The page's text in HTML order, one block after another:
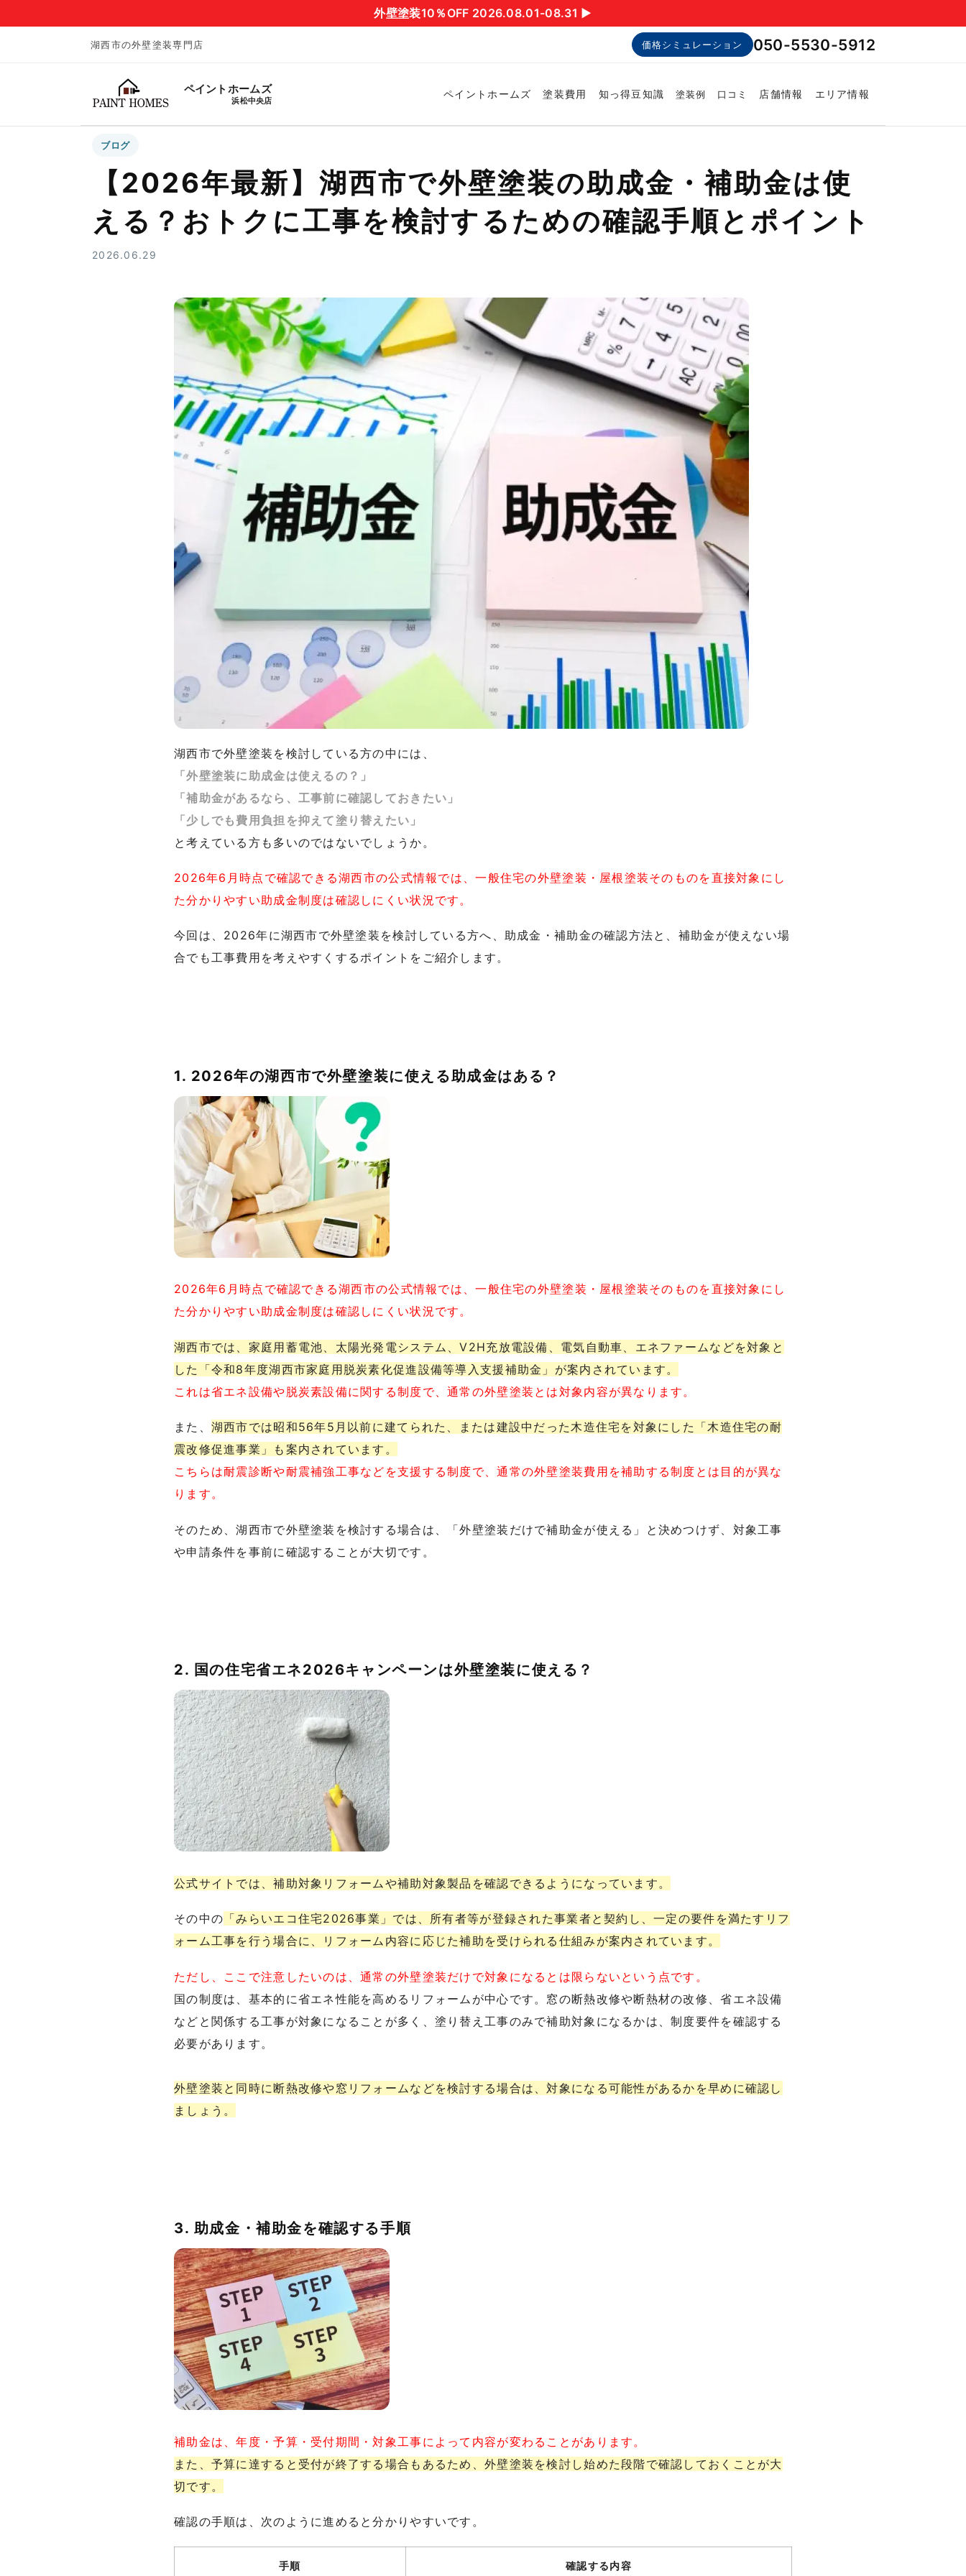
外壁塗装10％OFF 2026.08.01-08.31 ▶︎
湖西市の外壁塗装専門店 価格シミュレーション 050-5530-5912
ペイントホームズ
浜松中央店
ペイントホームズ 塗装費用 知っ得豆知識 塗装例 口コミ 店舗情報 エリア情報
ブログ
【2026年最新】湖西市で外壁塗装の助成金・補助金は使
える？おトクに工事を検討するための確認手順とポイント
2026.06.29
湖西市で外壁塗装を検討している方の中には、
「外壁塗装に助成金は使えるの？」
「補助金があるなら、工事前に確認しておきたい」
「少しでも費用負担を抑えて塗り替えたい」
と考えている方も多いのではないでしょうか。
2026年6月時点で確認できる湖西市の公式情報では、一般住宅の外壁塗装・屋根塗装そのものを直接対象にし
た分かりやすい助成金制度は確認しにくい状況です。
今回は、2026年に湖西市で外壁塗装を検討している方へ、助成金・補助金の確認方法と、補助金が使えない場
合でも工事費用を考えやすくするポイントをご紹介します。
1. 2026年の湖西市で外壁塗装に使える助成金はある？
2026年6月時点で確認できる湖西市の公式情報では、一般住宅の外壁塗装・屋根塗装そのものを直接対象にし
た分かりやすい助成金制度は確認しにくい状況です。
湖西市では、家庭用蓄電池、太陽光発電システム、V2H充放電設備、電気自動車、エネファームなどを対象と
した「令和8年度湖西市家庭用脱炭素化促進設備等導入支援補助金」が案内されています。
これは省エネ設備や脱炭素設備に関する制度で、通常の外壁塗装とは対象内容が異なります。
また、 湖西市では昭和56年5月以前に建てられた、または建設中だった木造住宅を対象にした「木造住宅の耐
震改修促進事業」も案内されています。
こちらは耐震診断や耐震補強工事などを支援する制度で、通常の外壁塗装費用を補助する制度とは目的が異な
ります。
そのため、湖西市で外壁塗装を検討する場合は、「外壁塗装だけで補助金が使える」と決めつけず、対象工事
や申請条件を事前に確認することが大切です。
2. 国の住宅省エネ2026キャンペーンは外壁塗装に使える？
公式サイトでは、補助対象リフォームや補助対象製品を確認できるようになっています。
その中の 「みらいエコ住宅2026事業」では、所有者等が登録された事業者と契約し、一定の要件を満たすリフ
ォーム工事を行う場合に、リフォーム内容に応じた補助を受けられる仕組みが案内されています。
ただし、ここで注意したいのは、通常の外壁塗装だけで対象になるとは限らないという点です。
国の制度は、基本的に省エネ性能を高めるリフォームが中心です。窓の断熱改修や断熱材の改修、省エネ設備
などと関係する工事が対象になることが多く、塗り替え工事のみで補助対象になるかは、制度要件を確認する
必要があります。
外壁塗装と同時に断熱改修や窓リフォームなどを検討する場合は、対象になる可能性があるかを早めに確認し
ましょう。
3. 助成金・補助金を確認する手順
補助金は、年度・予算・受付期間・対象工事によって内容が変わることがあります。
また、予算に達すると受付が終了する場合もあるため、外壁塗装を検討し始めた段階で確認しておくことが大
切です。
確認の手順は、次のように進めると分かりやすいです。
手順 確認する内容